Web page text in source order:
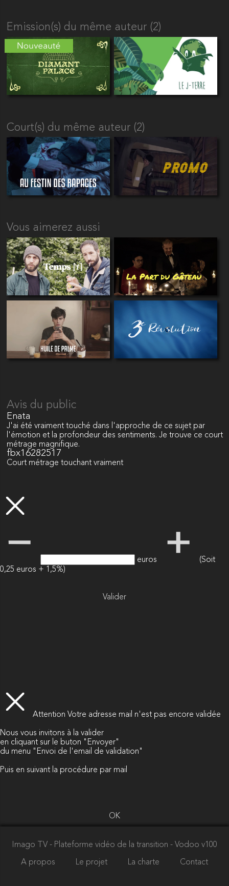
Emission(s) du même auteur (2)
Court(s) du même auteur (2)
Vous aimerez aussi
Avis du public
Enata
J'ai été vraiment touché dans l'approche de ce sujet par
l'émotion et la profondeur des sentiments. Je trouve ce court
métrage magnifique.
fbx16282517
Court métrage touchant vraiment
euros
(Soit
0,25 euros + 1,5%)
Valider
Attention Votre adresse mail n'est pas encore validée
Nous vous invitons à la valider
en cliquant sur le buton "Envoyer"
du menu "Envoi de l'email de validation"
Puis en suivant la procédure par mail
OK
Imago TV - Plateforme vidéo de la transition - Vodoo v100
A propos Le projet La charte Contact